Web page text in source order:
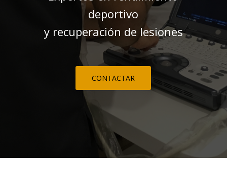
deportivo
y recuperación de lesiones
CONTACTAR